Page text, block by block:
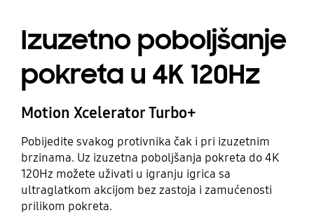
Izuzetno poboljšanje
pokreta u 4K 120Hz
Motion Xcelerator Turbo+
Pobijedite svakog protivnika čak i pri izuzetnim
brzinama. Uz izuzetna poboljšanja pokreta do 4K
120Hz možete uživati u igranju igrica sa
ultraglatkom akcijom bez zastoja i zamućenosti
prilikom pokreta.